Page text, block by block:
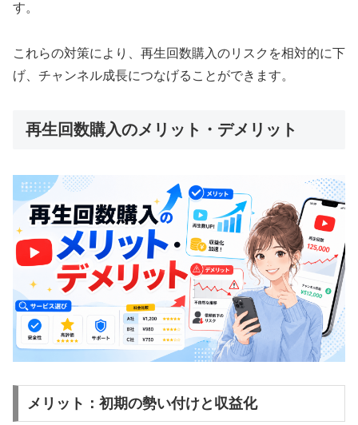
す。
これらの対策により、再生回数購入のリスクを相対的に下
げ、チャンネル成長につなげることができます。
再生回数購入のメリット・デメリット
メリット：初期の勢い付けと収益化